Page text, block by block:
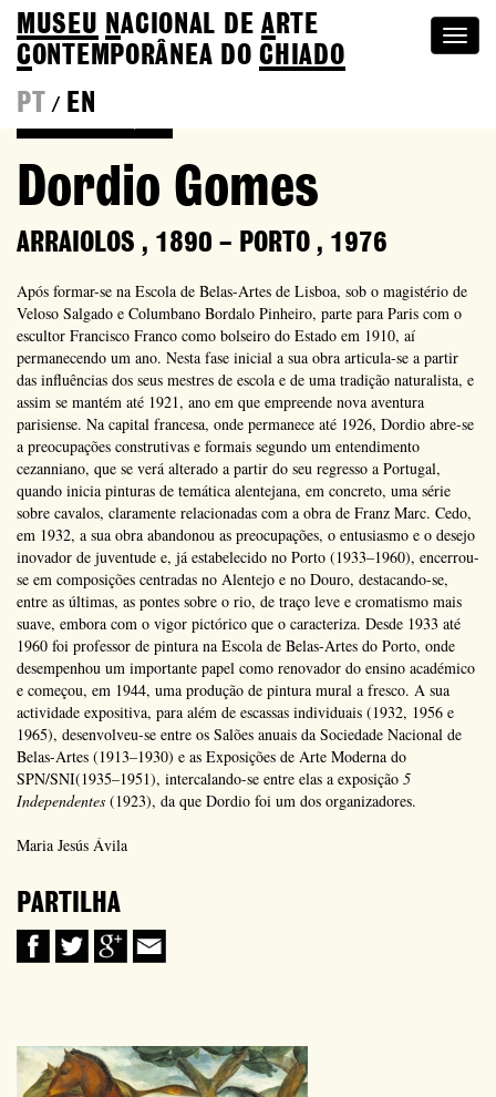
MUSEU NACIONAL DEA RTE
CONTEMPORÂNEA DOCHIADO
PT
/ EN
Dordio Gomes
ARRAIOLOS , 1890 – PORTO , 1976
Após formar-se na Escola de Belas-Artes de Lisboa, sob o magistério de
Veloso Salgado e Columbano Bordalo Pinheiro, parte para Paris com o
escultor Francisco Franco como bolseiro do Estado em 1910, aí
permanecendo um ano. Nesta fase inicial a sua obra articula-se a partir
das influências dos seus mestres de escola e de uma tradição naturalista, e
assim se mantém até 1921, ano em que empreende nova aventura
parisiense. Na capital francesa, onde permanece até 1926, Dordio abre-se
a preocupações construtivas e formais segundo um entendimento
cezanniano, que se verá alterado a partir do seu regresso a Portugal,
quando inicia pinturas de temática alentejana, em concreto, uma série
sobre cavalos, claramente relacionadas com a obra de Franz Marc. Cedo,
em 1932, a sua obra abandonou as preocupações, o entusiasmo e o desejo
inovador de juventude e, já estabelecido no Porto (1933–1960), encerrou-
se em composições centradas no Alentejo e no Douro, destacando-se,
entre as últimas, as pontes sobre o rio, de traço leve e cromatismo mais
suave, embora com o vigor pictórico que o caracteriza. Desde 1933 até
1960 foi professor de pintura na Escola de Belas-Artes do Porto, onde
desempenhou um importante papel como renovador do ensino académico
e começou, em 1944, uma produção de pintura mural a fresco. A sua
actividade expositiva, para além de escassas individuais (1932, 1956 e
1965), desenvolveu-se entre os Salões anuais da Sociedade Nacional de
Belas-Artes (1913–1930) e as Exposições de Arte Moderna do
SPN/SNI(1935–1951), intercalando-se entre elas a exposição 5
Independentes (1923), da que Dordio foi um dos organizadores.
Maria Jesús Ávila
PARTILHA